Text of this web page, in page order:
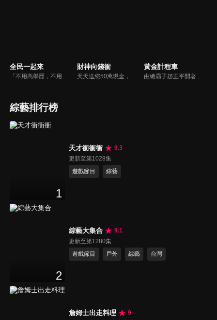
全民一起來
「不用高學歷，不用會答題，全民一起來，獎金拿不完！」《全民一起來》是一檔結合手機遊戲的大型現場直播益智節目，「記憶、觀察、反應、平衡、敏捷...」，多道關卡考驗挑戰者的多元智能及體能，見證藝人明星各項不可思議的挑戰。
財神向錢衝
天天送您50萬現金，還有汽車大獎！不考智力、體力，挑戰家人、同事、同學、朋友互相了解的成渡和共同生活經驗。快來參加《財神向前衝》大獎通通送給您。
黃金計程車
由總霸子趙正平開著計程車在街頭隨機找尋搭車路人，進行機智問答，如果十題答對就可以拿走金元寶！如果沒有答對，就把當前獎金減一個0然後發放！另外節目中總霸子趙正平還會帶我們遍尋美食名景。
綜藝排行榜
1
天才衝衝衝
9.3
更新至第1028集
遊戲節目
綜藝
2
綜藝大集合
9.1
更新至第1280集
遊戲節目
戶外 綜藝 台灣
詹姆士出走料理
9